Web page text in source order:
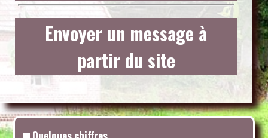
Envoyer un message à
partir du site